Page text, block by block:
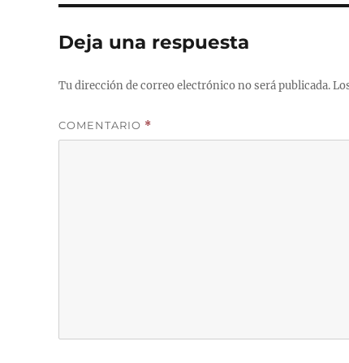
Deja una respuesta
Tu dirección de correo electrónico no será publicada.
COMENTARIO *